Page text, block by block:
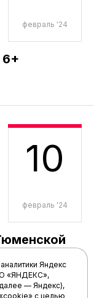
февраль '24
6+
10
февраль '24
Яндекс
«ЯНДЕКС»,
— Яндекс),
с целью